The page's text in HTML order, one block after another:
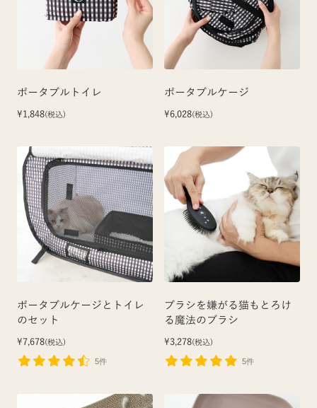
ポータブルトイレ
¥1,848(税込)
ポータブルケージ
¥6,028(税込)
ポータブルケージとトイレ
のセット
¥7,678(税込)
5件
ブラシを嫌がる猫もとろけ
る魔法のブラシ
¥3,278(税込)
5件